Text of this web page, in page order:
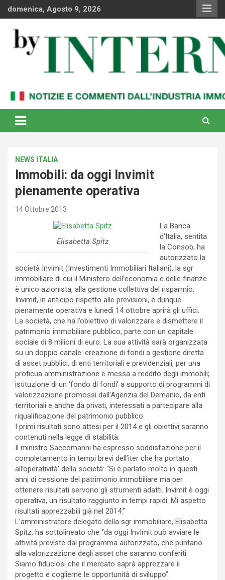
Skipdomenica, Agosto 9, 2026
By Internews
internazionale
NEWS ITALIA
Immobili: da oggi Invimit
pienamente operativa
14 Ottobre 2013
Elisabetta Spitz
La Banca
d’Italia, sentita
la Consob, ha
autorizzato la
società Invimit (Investimenti Immobiliari Italiani), la sgr
immobiliare di cui il Ministero dell’economia e delle finanze
è unico azionista, alla gestione collettiva del risparmio.
Invimit, in anticipo rispetto alle previsioni, è dunque
pienamente operativa e lunedì 14 ottobre aprirà gli uffici.
La società, che ha l’obiettivo di valorizzare e dismettere il
patrimonio immobiliare pubblico, parte con un capitale
sociale di 8 milioni di euro. La sua attività sarà organizzata
su un doppio canale: creazione di fondi a gestione diretta
di asset pubblici, di enti territoriali e previdenziali, per una
proficua amministrazione e messa a reddito degli immobili;
istituzione di un ‘fondo di fondi’ a supporto di programmi di
valorizzazione promossi dall’Agenzia del Demanio, da enti
territoriali e anche da privati, interessati a partecipare alla
riqualificazione del patrimonio pubblico.
I primi risultati sono attesi per il 2014 e gli obiettivi saranno
contenuti nella legge di stabilità.
Il ministro Saccomanni ha espresso soddisfazione per il
completamento in tempi brevi dell’iter che ha portato
all’operatività’ della società: “Si è parlato molto in questi
anni di cessione del patrimonio immobiliare ma per
ottenere risultati servono gli strumenti adatti. Invimit è oggi
operativa, un risultato raggiunto in tempi rapidi. Mi aspetto
risultati apprezzabili già nel 2014.”
L’amministratore delegato della sgr immobiliare, Elisabetta
Spitz, ha sottolineato che ‘’da oggi InvImit può avviare le
attività previste dal programma autorizzato, che puntano
alla valorizzazione degli asset che saranno conferiti.
Siamo fiduciosi che il mercato saprà apprezzare il
progetto e coglierne le opportunità di sviluppo’’.